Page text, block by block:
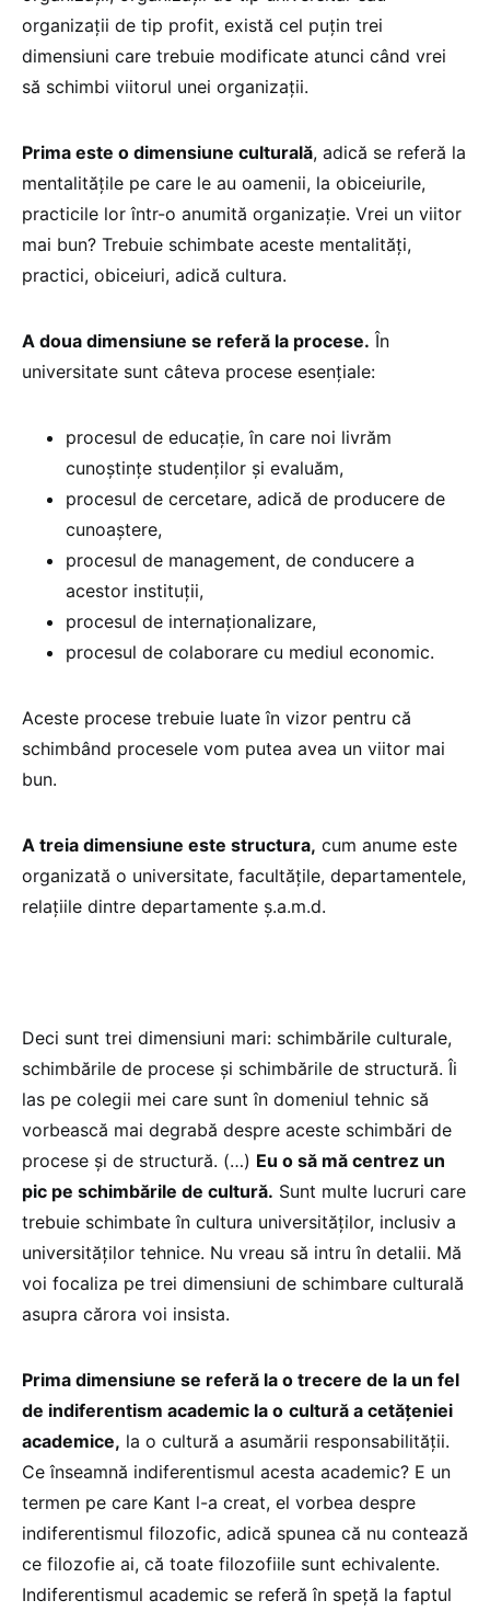
organizații de tip profit, există cel puțin trei
dimensiuni care trebuie modificate atunci când vrei
să schimbi viitorul unei organizații.
Prima este o dimensiune culturală, adică se referă la
mentalitățile pe care le au oamenii, la obiceiurile,
practicile lor într-o anumită organizație. Vrei un viitor
mai bun? Trebuie schimbate aceste mentalități,
practici, obiceiuri, adică cultura.
A doua dimensiune se referă la procese. În
universitate sunt câteva procese esențiale:
procesul de educație, în care noi livrăm
cunoștințe studenților și evaluăm,
procesul de cercetare, adică de producere de
cunoaștere,
procesul de management, de conducere a
acestor instituții,
procesul de internaționalizare,
procesul de colaborare cu mediul economic.
Aceste procese trebuie luate în vizor pentru că
schimbând procesele vom putea avea un viitor mai
bun.
A treia dimensiune este structura, cum anume este
organizată o universitate, facultățile, departamentele,
relațiile dintre departamente ș.a.m.d.
Deci sunt trei dimensiuni mari: schimbările culturale,
schimbările de procese și schimbările de structură. Îi
las pe colegii mei care sunt în domeniul tehnic să
vorbească mai degrabă despre aceste schimbări de
procese și de structură. (…) Eu o să mă centrez un
pic pe schimbările de cultură. Sunt multe lucruri care
trebuie schimbate în cultura universităților, inclusiv a
universităților tehnice. Nu vreau să intru în detalii. Mă
voi focaliza pe trei dimensiuni de schimbare culturală
asupra cărora voi insista.
Prima dimensiune se referă la o trecere de la un fel
de indiferentism academic la o cultură a cetățeniei
academice, la o cultură a asumării responsabilității.
Ce înseamnă indiferentismul acesta academic? E un
termen pe care Kant l-a creat, el vorbea despre
indiferentismul filozofic, adică spunea că nu contează
ce filozofie ai, că toate filozofiile sunt echivalente.
Indiferentismul academic se referă în speță la faptul